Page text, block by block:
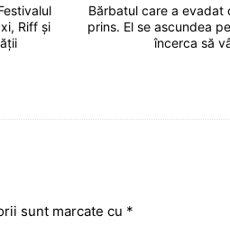
Riff și
Bărbatul care a evadat
prins. El se ascundea
încerca să
sunt marcate cu *